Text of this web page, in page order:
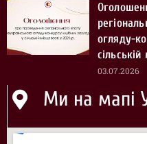
огляду-
сільській
03.07.2026
Ми на мапі